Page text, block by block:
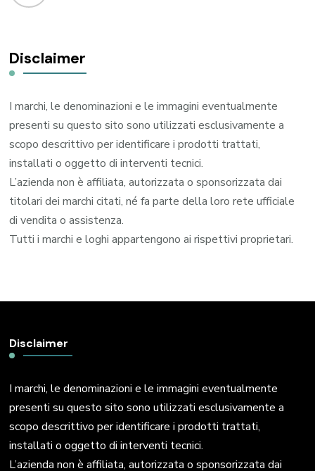
Disclaimer
I marchi, le denominazioni e le immagini eventualmente
presenti su questo sito sono utilizzati esclusivamente a
scopo descrittivo per identificare i prodotti trattati,
installati o oggetto di interventi tecnici.
L’azienda non è affiliata, autorizzata o sponsorizzata dai
titolari dei marchi citati, né fa parte della loro rete ufficiale
di vendita o assistenza.
Tutti i marchi e loghi appartengono ai rispettivi proprietari.
Disclaimer
I marchi, le denominazioni e le immagini eventualmente
presenti su questo sito sono utilizzati esclusivamente a
scopo descrittivo per identificare i prodotti trattati,
installati o oggetto di interventi tecnici.
L’azienda non è affiliata, autorizzata o sponsorizzata dai